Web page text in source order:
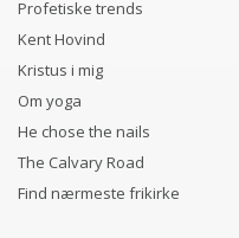
Profetiske trends
Kent Hovind
Kristus i mig
Om yoga
He chose the nails
The Calvary Road
Find nærmeste frikirke